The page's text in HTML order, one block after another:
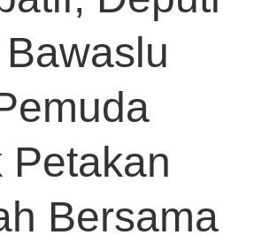
Petakan
Bersama